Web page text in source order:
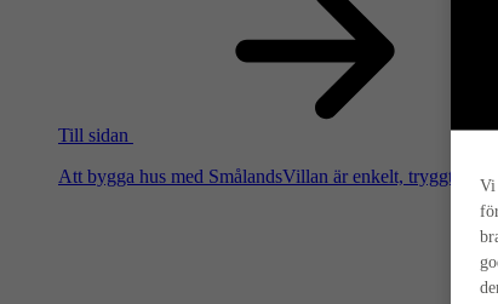
Vi
Till sidan
Att bygga hus med SmålandsVillan är enkelt, tryggt och